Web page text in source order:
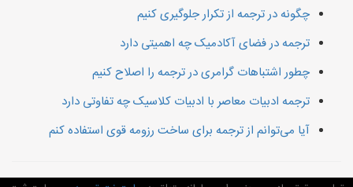
چگونه در ترجمه از تکرار جلوگیری کنیم
ترجمه در فضای آکادمیک چه اهمیتی دارد
چطور اشتباهات گرامری در ترجمه را اصلاح کنیم
ترجمه ادبیات معاصر با ادبیات کلاسیک چه تفاوتی دارد
آیا می‌توانم از ترجمه برای ساخت رزومه قوی استفاده کنم